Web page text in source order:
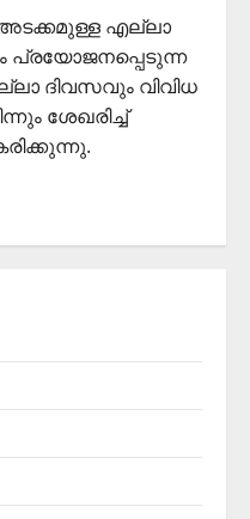
എല്ലാ
പ്രയോജനപ്പെടുന്ന
ദിവസവും വിവിധ
ശേഖരിച്ച്